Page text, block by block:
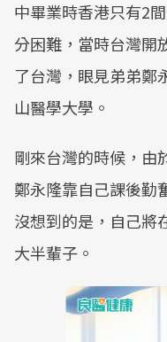
中畢業時香港只有2
分困難，當時台灣開
了台灣，眼見弟弟鄭
山醫學大學。
剛來台灣的時候，由
鄭永隆靠自己課後勤
沒想到的是，自己將
大半輩子。